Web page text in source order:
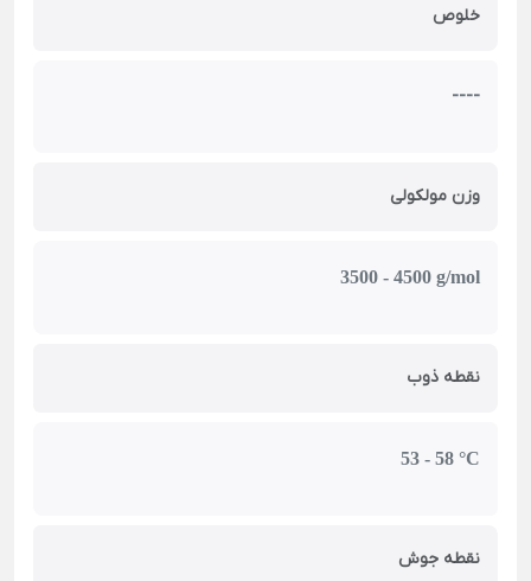
خلوص
----
وزن مولکولی
3500 - 4500 g/mol
نقطه ذوب
53 - 58 °C
نقطه جوش